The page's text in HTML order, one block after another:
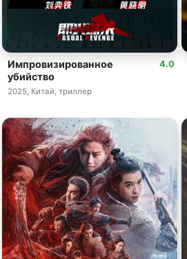
4.0
Импровизированное
убийство
2025, Китай, триллер